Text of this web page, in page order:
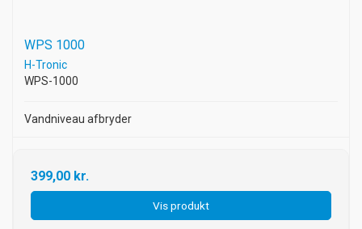
WPS 1000
H-Tronic
WPS-1000
Vandniveau afbryder
399,00 kr.
Vis produkt